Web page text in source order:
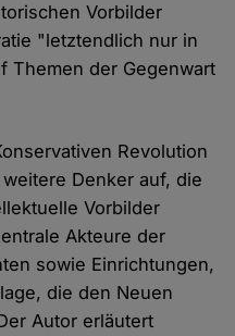
Vorbilder
"letztendlich nur in
Themen der Gegenwart
Revolution
Denker auf, die
Vorbilder
Akteure der
sowie Einrichtungen,
die den Neuen
Autor erläutert